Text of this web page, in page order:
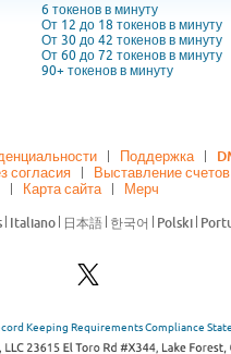
6 токенов в минуту
От 12 до 18 токенов в минуту
От 30 до 42 токенов в минуту
От 60 до 72 токенов в минуту
90+ токенов в минуту
Поддержка
согласия Выставление счетов
Карта сайта
Мерч
Keeping Requirements Compliance